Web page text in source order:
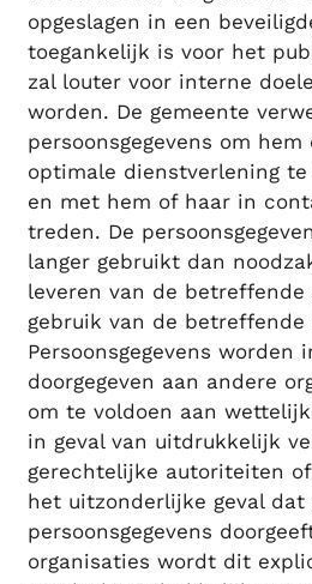
opgeslagen in een
toegankelijk is voor het
zal louter voor interne
worden. De gemeente
persoonsgegevens om hem
optimale dienstverlening
en met hem of haar in
treden. De
langer gebruikt dan
leveren van de
gebruik van de
Persoonsgegevens worden
doorgegeven aan andere
om te voldoen aan
in geval van uitdrukkelijk
gerechtelijke autoriteiten
het uitzonderlijke geval dat
persoonsgegevens
organisaties wordt dit